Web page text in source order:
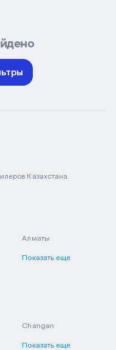
Казахстана.
Алматы
Показать еще
Changan
Показать еще